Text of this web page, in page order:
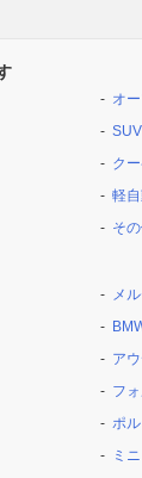
オ
ク
軽
そ
メ
ア
フ
ポ
ミニ